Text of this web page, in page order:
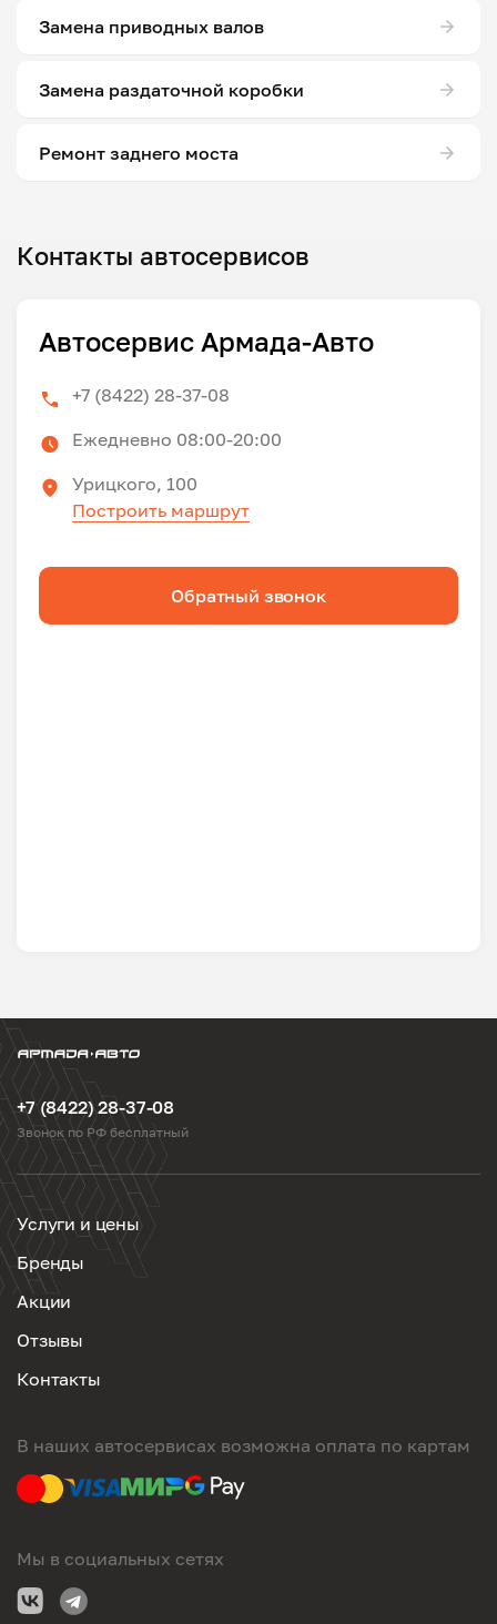
Замена приводных валов
Замена раздаточной коробки
Ремонт заднего моста
Контакты автосервисов
Автосервис Армада-Авто
+7 (8422) 28-37-08
Ежедневно 08:00-20:00
Урицкого, 100
Построить маршрут
Обратный звонок
+7 (8422) 28-37-08
Звонок по РФ бесплатный
Услуги и цены
Бренды
Акции
Отзывы
Контакты
В наших автосервисах возможна оплата по картам
Мы в социальных сетях